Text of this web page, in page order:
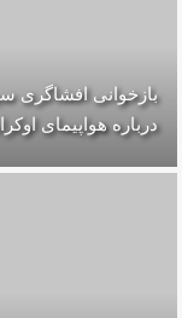
بازخوانی افشاگری
درباره هواپیمای